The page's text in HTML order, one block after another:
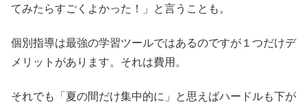
てみたらすごくよかった！」と言うことも。
個別指導は最強の学習ツールではあるのですが１つだけデ
メリットがあります。それは費用。
それでも「夏の間だけ集中的に」と思えばハードルも下が